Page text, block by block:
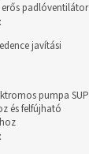
padlóventilátor
javítási
pumpa SUP
és felfújható